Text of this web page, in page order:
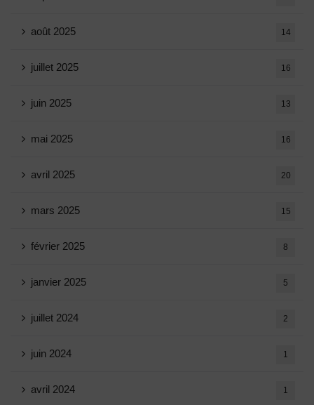
août 2025 14
juillet 2025 16
juin 2025 13
mai 2025 16
avril 2025 20
mars 2025 15
février 2025 8
janvier 2025 5
juillet 2024 2
juin 2024 1
avril 2024 1